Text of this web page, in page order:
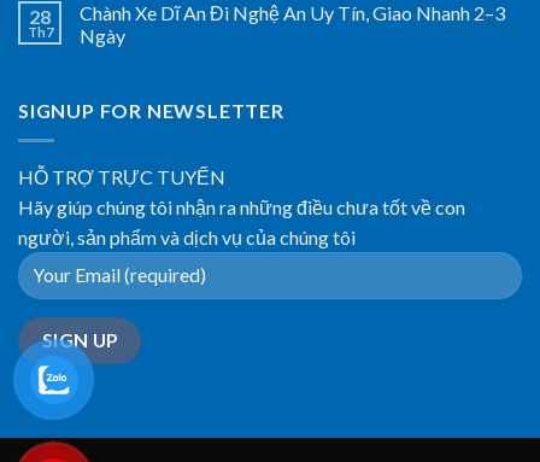
28
Th7
Chành Xe Dĩ An Đi Nghệ An Uy Tín, Giao Nhanh 2–3
Ngày
SIGNUP FOR NEWSLETTER
HỖ TRỢ TRỰC TUYẾN
Hãy giúp chúng tôi nhận ra những điều chưa tốt về con
người, sản phẩm và dịch vụ của chúng tôi